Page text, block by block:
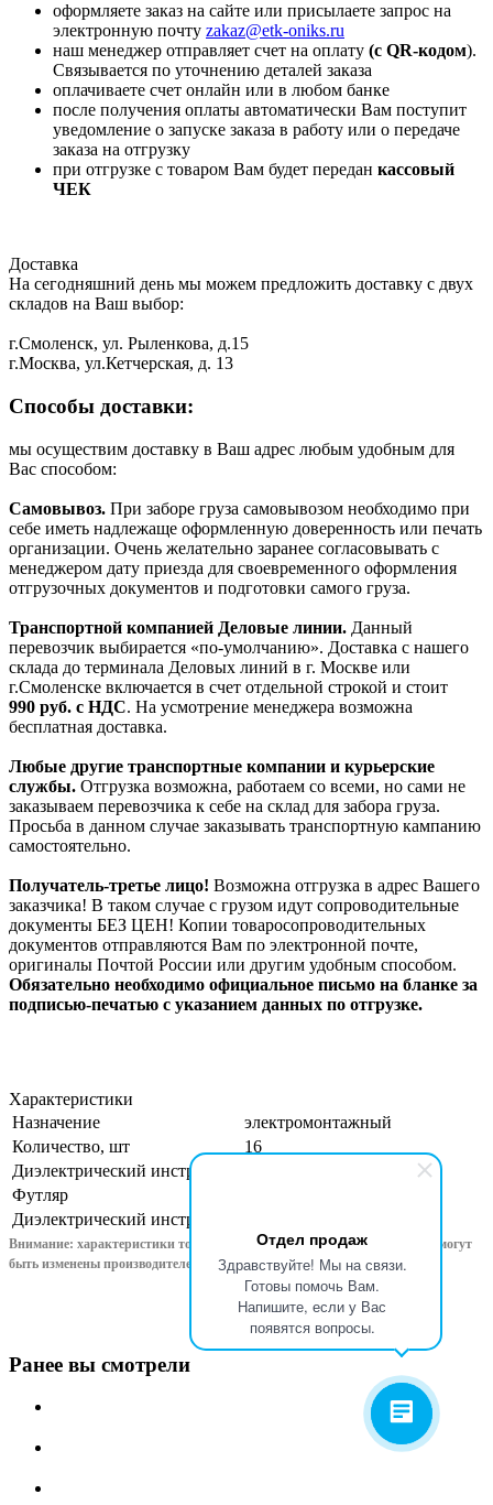
Отдел продаж
Здравствуйте! Мы на связи.
Готовы помочь Вам.
Напишите, если у Вас
появятся вопросы.
оформляете заказ на сайте или присылаете запрос на
электронную почту zakaz@etk-oniks.ru
наш менеджер отправляет счет на оплату (с QR-кодом).
Связывается по уточнению деталей заказа
оплачиваете счет онлайн или в любом банке
после получения оплаты автоматически Вам поступит
уведомление о запуске заказа в работу или о передаче
заказа на отгрузку
при отгрузке с товаром Вам будет передан кассовый
ЧЕК
Доставка
На сегодняшний день мы можем предложить доставку с двух
складов на Ваш выбор:
г.Смоленск, ул. Рыленкова, д.15
г.Москва, ул.Кетчерская, д. 13
Способы доставки:
мы осуществим доставку в Ваш адрес любым удобным для
Вас способом:
Самовывоз. При заборе груза самовывозом необходимо при
себе иметь надлежаще оформленную доверенность или печать
организации. Очень желательно заранее согласовывать с
менеджером дату приезда для своевременного оформления
отгрузочных документов и подготовки самого груза.
Транспортной компанией Деловые линии. Данный
перевозчик выбирается «по-умолчанию». Доставка с нашего
склада до терминала Деловых линий в г. Москве или
г.Смоленске включается в счет отдельной строкой и стоит
990 руб. с НДС. На усмотрение менеджера возможна
бесплатная доставка.
Любые другие транспортные компании и курьерские
службы. Отгрузка возможна, работаем со всеми, но сами не
заказываем перевозчика к себе на склад для забора груза.
Просьба в данном случае заказывать транспортную кампанию
самостоятельно.
Получатель-третье лицо! Возможна отгрузка в адрес Вашего
заказчика! В таком случае с грузом идут сопроводительные
документы БЕЗ ЦЕН! Копии товаросопроводительных
документов отправляются Вам по электронной почте,
оригиналы Почтой России или другим удобным способом.
Обязательно необходимо официальное письмо на бланке за
подписью-печатью с указанием данных по отгрузке.
Характеристики
Назначение
электромонтажный
Количество, шт
16
Диэлектрический инструмент
Футляр
Диэлектрический инструмент
Внимание: характеристики товара, комплект поставки и внешний вид могут
быть изменены производителем без предварительного уведомления!
Ранее вы смотрели